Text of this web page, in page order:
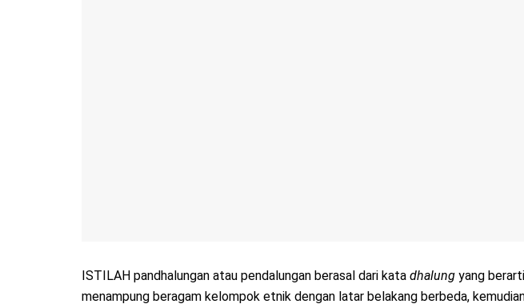
ISTILAH pandhalungan atau pendalungan berasal dari kata dhalung yang
menampung beragam kelompok etnik dengan latar belakang berbeda,